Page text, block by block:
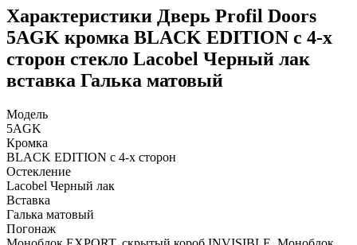
Характеристики Дверь Profil Doors
5AGK кромка BLACK EDITION с 4-х
сторон стекло Lacobel Черный лак
вставка Галька матовый
Модель
5AGK
Кромка
BLACK EDITION с 4-х сторон
Остекление
Lacobel Черный лак
Вставка
Галька матовый
Погонаж